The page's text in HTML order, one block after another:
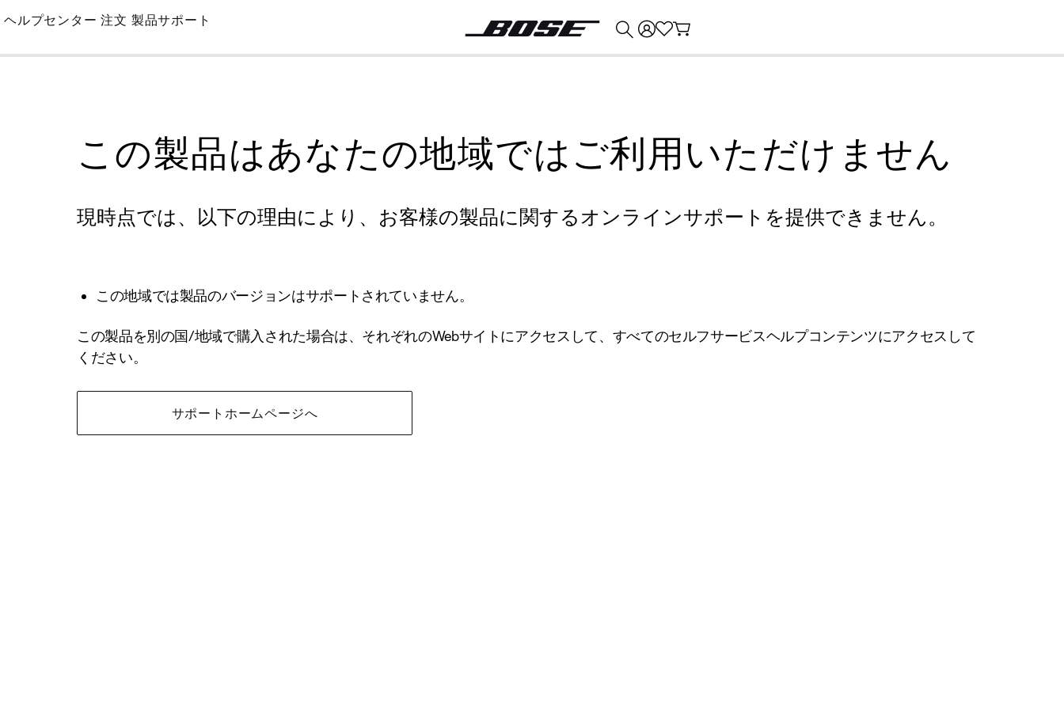
Skip
Main
ヘルプセンター 注文 製品サポート
この製品はあなたの地域ではご利用いただけません
現時点では、以下の理由により、お客様の製品に関するオンラインサポートを提供できません。
この地域では製品のバージョンはサポートされていません。
この製品を別の国/地域で購入された場合は、それぞれのWebサイトにアクセスして、すべてのセルフサービスヘルプコンテンツにアクセスして
ください。
サポートホームページへ